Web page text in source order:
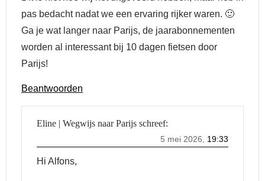
pas bedacht nadat we een ervaring rijker waren. 🙂
Ga je wat langer naar Parijs, de jaarabonnementen
worden al interessant bij 10 dagen fietsen door
Parijs!
Beantwoorden
Eline | Wegwijs naar Parijs schreef:
5 mei 2026, 19:33
Hi Alfons,